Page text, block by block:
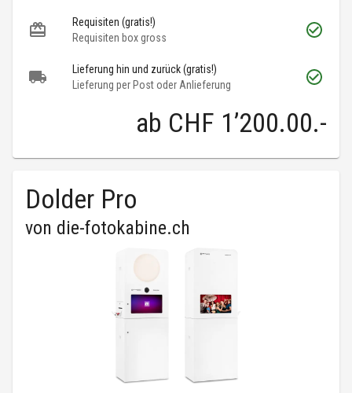
Requisiten (gratis!)
Requisiten box gross
Lieferung hin und zurück (gratis!)
Lieferung per Post oder Anlieferung
ab CHF 1’200.00.-
Dolder Pro
von die-fotokabine.ch